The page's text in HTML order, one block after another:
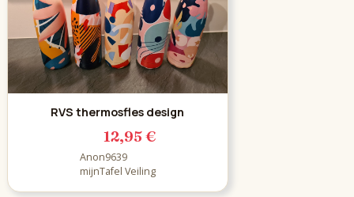
RVS thermosfles design
12,95 €
Anon9639
mijnTafel Veiling